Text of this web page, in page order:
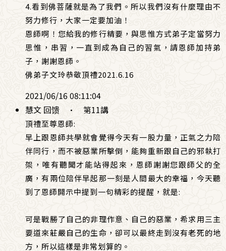
4.看到佛菩薩就是為了我們。所以我們沒有什麼理由不
努力修行，大家一定要加油！
恩師啊！您給我的修行精要，與思惟方式弟子定當努力
思惟，串習，一直到成為自己的習氣，請恩師加持弟
子，謝謝恩師。
佛弟子文玲恭敬頂禮2021.6.16
2021/06/16 08:11:04
慧文 回馈
· 第11講
頂禮至尊恩師:
早上跟恩師共學就會覺得今天有一股力量，正氣之力陪
伴同行，而不被惡業所擊倒，能夠重新跟自己的邪執打
架，唯有聽聞才能站得起來，恩師謝謝您跟師父的全
廣，有兩位陪伴早起那一刻是人間最大的幸福，今天聽
到了恩師開示中提到一句精彩的提醒，就是:
可是戰勝了自己的非理作意、自己的惡業，希求用三主
要道來莊嚴自己的生命，卻可以最終走到沒有老死的地
方，所以這樣是非常划算的。